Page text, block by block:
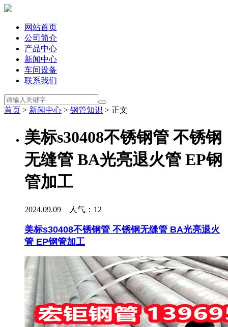
网站首页
公司简介
产品中心
新闻中心
车间设备
联系我们
首页 > 新闻中心 > 钢管知识 > 正文
美标s30408不锈钢管 不锈钢
无缝管 BA光亮退火管 EP钢
管加工
2024.09.09 人气： 12
美标s30408不锈钢管 不锈钢无缝管 BA光亮退火
管 EP钢管加工